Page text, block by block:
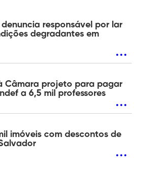
responsável por lar
degradantes em
Câmara projeto para pagar
a 6,5 mil professores
imóveis com descontos de